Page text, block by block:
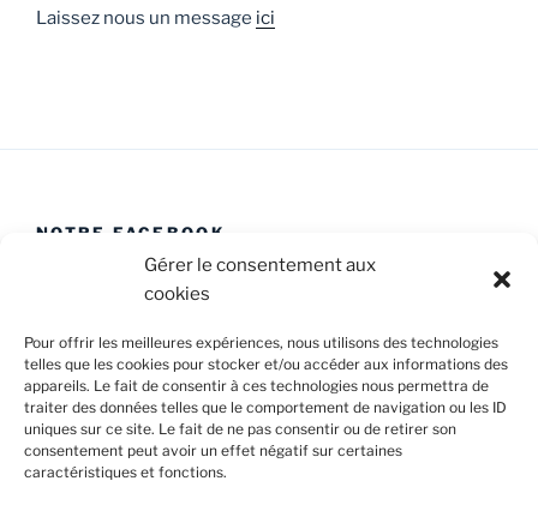
Gérer le consentement aux
cookies
Pour offrir les meilleures expériences, nous utilisons des technologies
telles que les cookies pour stocker et/ou accéder aux informations des
appareils. Le fait de consentir à ces technologies nous permettra de
traiter des données telles que le comportement de navigation ou les ID
uniques sur ce site. Le fait de ne pas consentir ou de retirer son
consentement peut avoir un effet négatif sur certaines
caractéristiques et fonctions.
Laissez nous un message ici
NOTRE FACEBOOK
Facebook
Caval’Trad
E-
mail
Politique
de
cookies
Confidentialité et cookies : ce site utilise des cookies. En